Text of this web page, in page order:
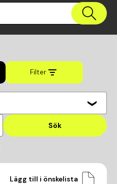
Filter
Sök
Lägg till i önskelista